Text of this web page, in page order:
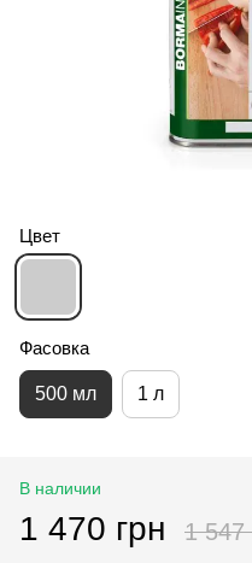
Цвет
Фасовка
500 мл 1 л
В наличии
1 470 грн 1 547